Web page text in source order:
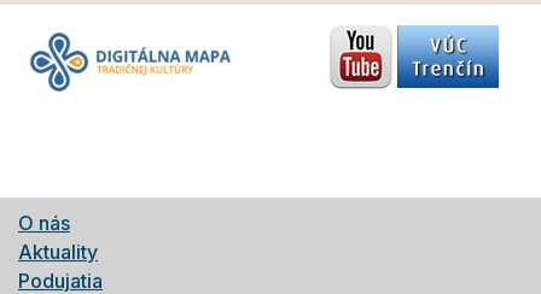
O nás
Aktuality
Podujatia